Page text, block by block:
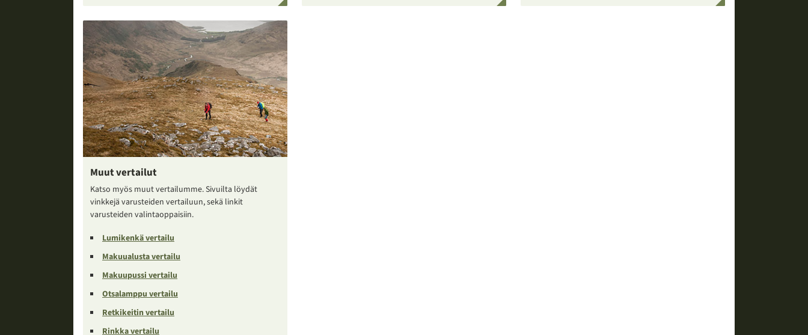
Muut vertailut
Katso myös muut vertailumme. Sivuilta löydät
vinkkejä varusteiden vertailuun, sekä linkit
varusteiden valintaoppaisiin.
Lumikenkä vertailu
Makuualusta vertailu
Makuupussi vertailu
Otsalamppu vertailu
Retkikeitin vertailu
Rinkka vertailu